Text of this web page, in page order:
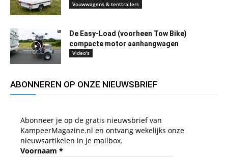
Vouwwagens & tenttrailers
De Easy-Load (voorheen Tow Bike)
compacte motor aanhangwagen
Video's
ABONNEREN OP ONZE NIEUWSBRIEF
Abonneer je op de gratis nieuwsbrief van
KampeerMagazine.nl en ontvang wekelijks onze
nieuwsartikelen in je mailbox.
Voornaam *